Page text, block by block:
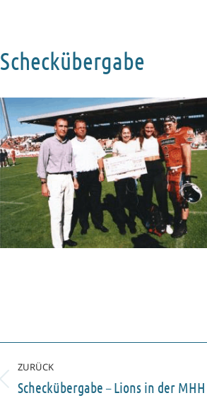
Scheckübergabe
ZURÜCK
Scheckübergabe – Lions in der MHH